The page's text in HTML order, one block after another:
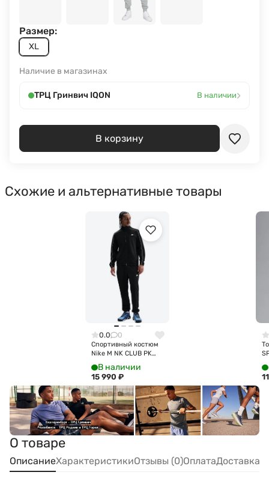
XL
Размер:
Наличие в магазинах
ТРЦ Гринвич IQON В наличии›
В корзину
Схожие и альтернативные товары
0.0 0
Спортивный костюм
Nike M NK CLUB PK
TRK SUIT HV1444-010
В наличии
15 990 ₽
О товаре
ОписаниеХарактеристикиОтзывы (0)ОплатаДоставка